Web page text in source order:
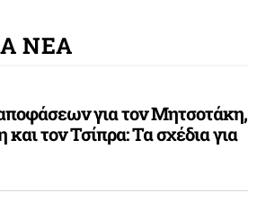
ΝΕΑ
για τον Μητσοτάκη,
τον Τσίπρα: Τα σχέδια για